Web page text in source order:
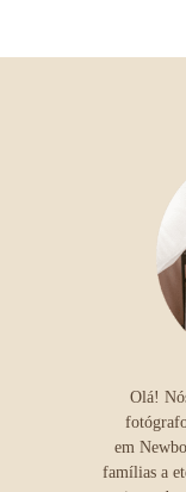
Olá!
em
famílias a